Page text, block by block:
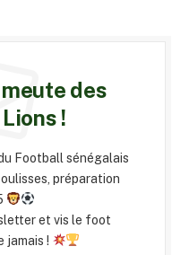
des
!
Football sénégalais
préparation
et vis le foot
jamais !